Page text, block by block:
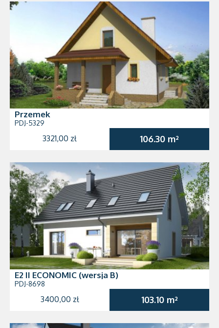
Przemek
PDJ-5329
3321,00 zł 106.30 m²
E2 II ECONOMIC (wersja B)
PDJ-8698
3400,00 zł 103.10 m²